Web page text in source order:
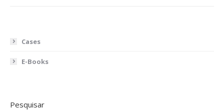
Cases
E-Books
Pesquisar